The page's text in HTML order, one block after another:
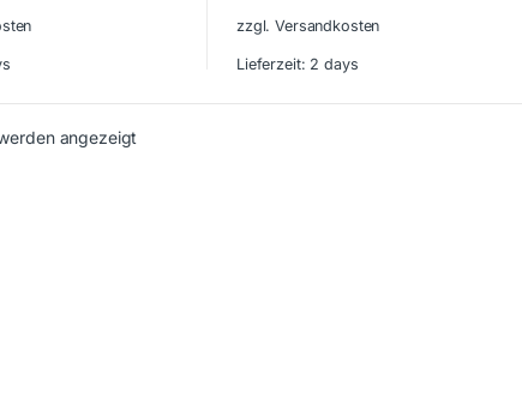
zzgl. Versandkosten
Lieferzeit: 2 days
angezeigt